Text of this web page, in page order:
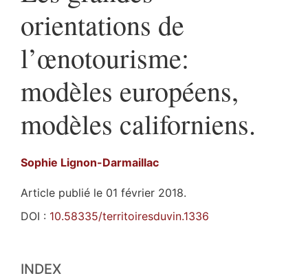
orientations de
l’œnotourisme:
modèles européens,
modèles californiens.
Sophie Lignon-Darmaillac
Article publié le 01 février 2018.
DOI : 10.58335/territoiresduvin.1336
Plan
INDEX